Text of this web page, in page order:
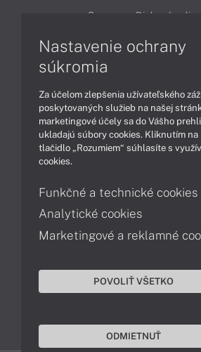
Servery
Diskové polia
Videá
Obsah
Možnosti
Podpora a servis
Servisné služby
Kontakty
043 4224 771
Obchodné
Nastavenie ochrany
súkromia
Za účelom zlepšenia užívateľského
poskytovaných služieb na našej
marketingové účely sa do Vášho
ukladajú súbory cookies. Kliknutím na
tlačidlo „Rozumiem“ súhlasíte s
cookies.
Funkčné a technické cookies
Analytické cookies
Marketingové a reklamné
POVOLIŤ VŠETKO
ODMIETNUŤ